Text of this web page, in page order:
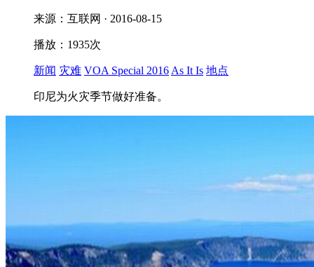
来源：互联网 · 2016-08-15
播放：1935次
新闻 灾难 VOA Special 2016 As It Is 地点
印尼为火灾季节做好准备。